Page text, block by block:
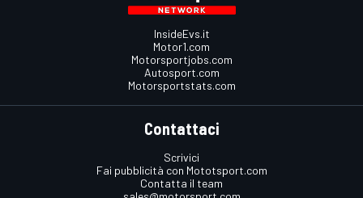
InsideEvs.it
Motor1.com
Motorsportjobs.com
Autosport.com
Motorsportstats.com
Contattaci
Scrivici
Fai pubblicità con Mototsport.com
Contatta il team